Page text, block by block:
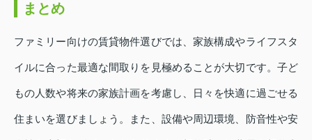
まとめ
ファミリー向けの賃貸物件選びでは、家族構成やライフスタ
イルに合った最適な間取りを見極めることが大切です。子ど
もの人数や将来の家族計画を考慮し、日々を快適に過ごせる
住まいを選びましょう。また、設備や周辺環境、防音性や安